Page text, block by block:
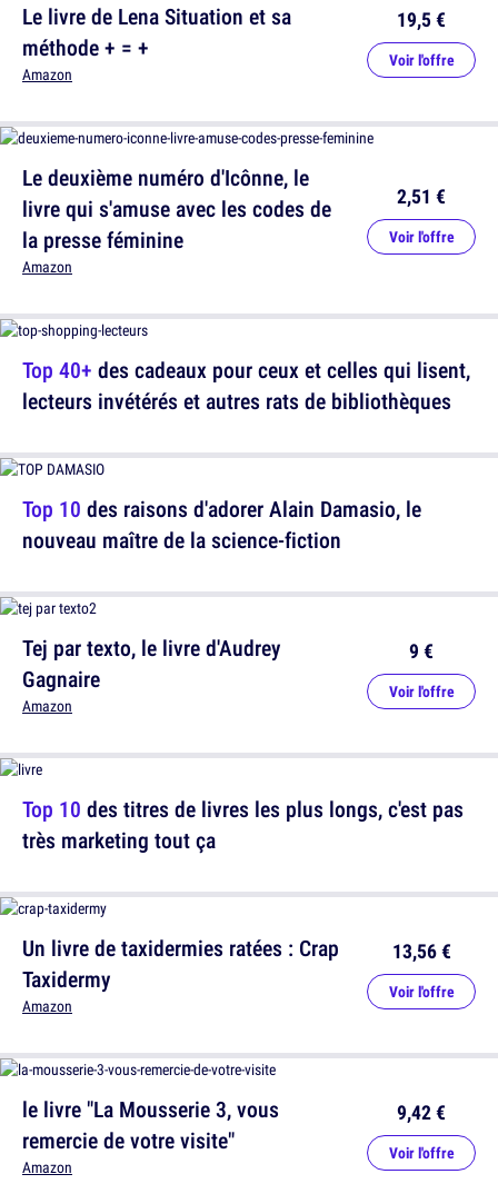
Le deuxième numéro d'Icônne, le
livre qui s'amuse avec les codes de
la presse féminine
Amazon
2,51 €
Voir l'offre
Top 10 des raisons d'adorer Alain Damasio, le
nouveau maître de la science-fiction
Top 10 des titres de livres les plus longs, c'est pas
très marketing tout ça
le livre "La Mousserie 3, vous
remercie de votre visite"
Amazon
9,42 €
Voir l'offre
Le livre de Lena Situation et sa
méthode + = +
Amazon
19,5 €
Voir l'offre
Top 40+ des cadeaux pour ceux et celles qui lisent,
lecteurs invétérés et autres rats de bibliothèques
Tej par texto, le livre d'Audrey
Gagnaire
Amazon
9 €
Voir l'offre
Un livre de taxidermies ratées : Crap
Taxidermy
Amazon
13,56 €
Voir l'offre